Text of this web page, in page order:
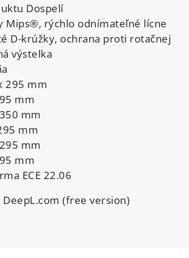
Dospelí
Mips®, rýchlo odnímateľné lícne
D-krúžky, ochrana proti rotačnej
výstelka
295 mm
mm
mm
mm
mm
mm
ECE 22.06
(free version)